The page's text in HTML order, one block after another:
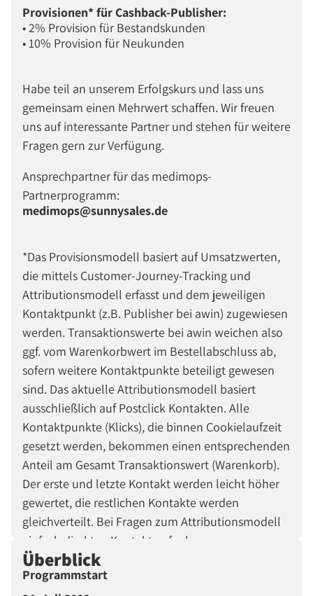
Provisionen* für Cashback-Publisher:
• 2% Provision für Bestandskunden
• 10% Provision für Neukunden
Habe teil an unserem Erfolgskurs und lass uns
gemeinsam einen Mehrwert schaffen. Wir freuen
uns auf interessante Partner und stehen für weitere
Fragen gern zur Verfügung.
Ansprechpartner für das medimops-
Partnerprogramm:
medimops@sunnysales.de
*Das Provisionsmodell basiert auf Umsatzwerten,
die mittels Customer-Journey-Tracking und
Attributionsmodell erfasst und dem jeweiligen
Kontaktpunkt (z.B. Publisher bei awin) zugewiesen
werden. Transaktionswerte bei awin weichen also
ggf. vom Warenkorbwert im Bestellabschluss ab,
sofern weitere Kontaktpunkte beteiligt gewesen
sind. Das aktuelle Attributionsmodell basiert
ausschließlich auf Postclick Kontakten. Alle
Kontaktpunkte (Klicks), die binnen Cookielaufzeit
gesetzt werden, bekommen einen entsprechenden
Anteil am Gesamt Transaktionswert (Warenkorb).
Der erste und letzte Kontakt werden leicht höher
gewertet, die restlichen Kontakte werden
gleichverteilt. Bei Fragen zum Attributionsmodell
einfach direkten Kontakt aufnehmen.
Überblick
Programmstart